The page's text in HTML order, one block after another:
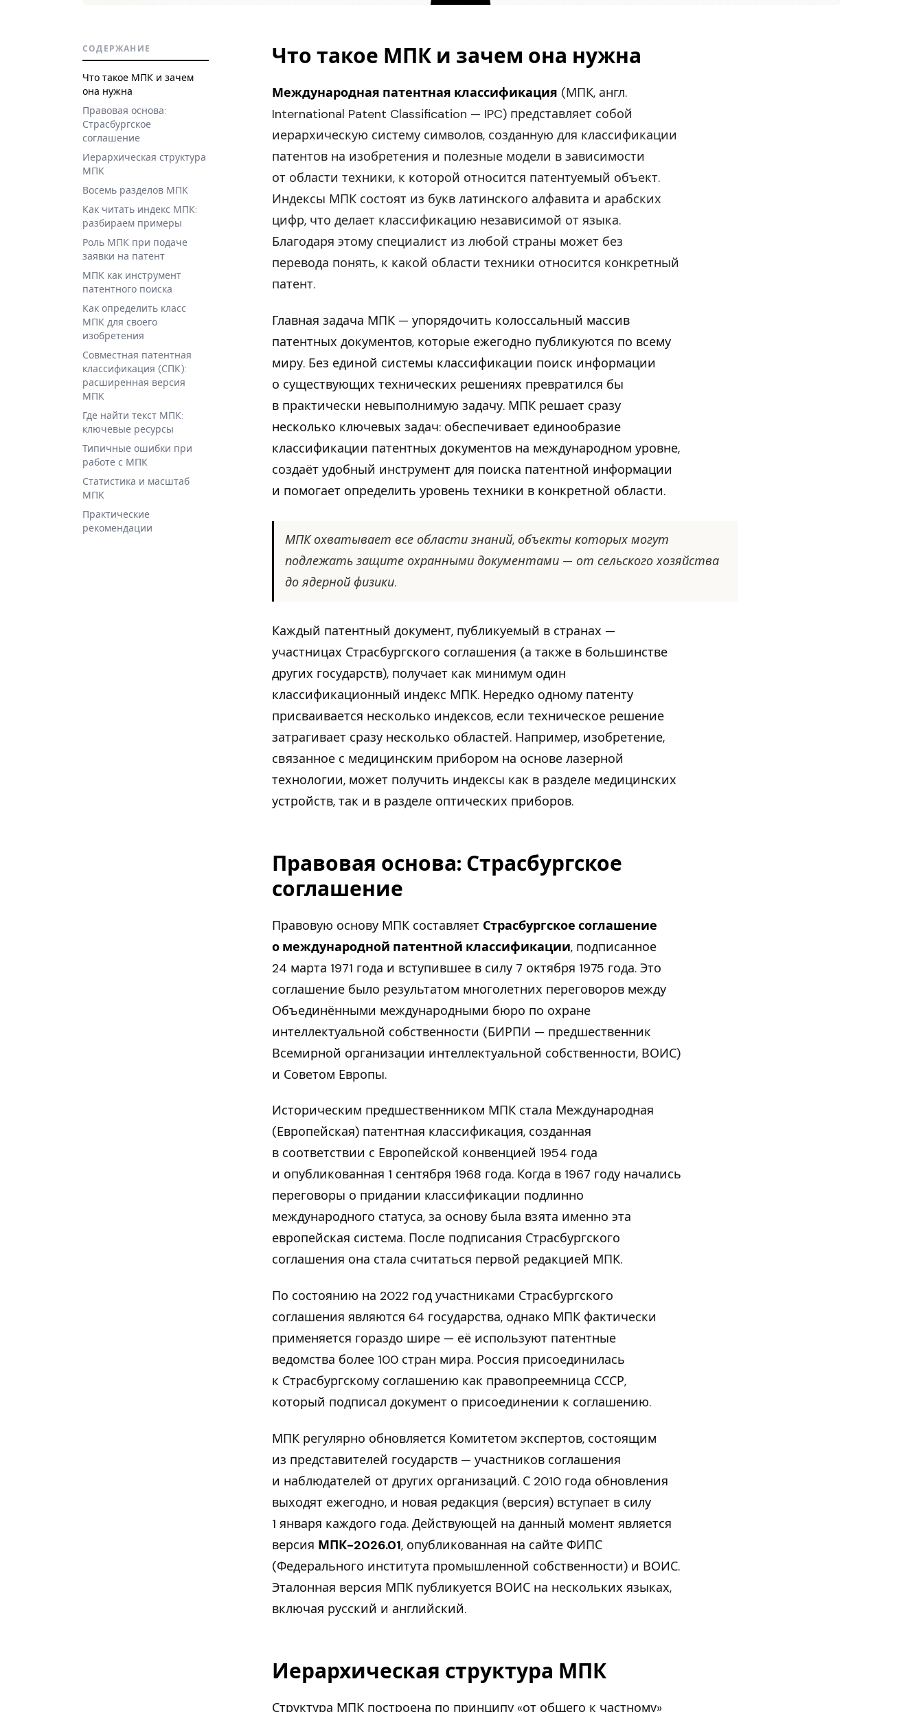
СОДЕРЖАНИЕ
Что такое МПК и зачем
она нужна
Правовая основа:
Страсбургское
соглашение
Иерархическая структура
МПК
Восемь разделов МПК
Как читать индекс МПК:
разбираем примеры
Роль МПК при подаче
заявки на патент
МПК как инструмент
патентного поиска
Как определить класс
МПК для своего
изобретения
Совместная патентная
классификация (СПК):
расширенная версия
МПК
Где найти текст МПК:
ключевые ресурсы
Типичные ошибки при
работе с МПК
Статистика и масштаб
МПК
Практические
рекомендации
Что такое МПК и зачем она нужна
Международная патентная классификация (МПК, англ.
International Patent Classification — IPC) представляет собой
иерархическую систему символов, созданную для классификации
патентов на изобретения и полезные модели в зависимости
от области техники, к которой относится патентуемый объект.
Индексы МПК состоят из букв латинского алфавита и арабских
цифр, что делает классификацию независимой от языка.
Благодаря этому специалист из любой страны может без
перевода понять, к какой области техники относится конкретный
патент.
Главная задача МПК — упорядочить колоссальный массив
патентных документов, которые ежегодно публикуются по всему
миру. Без единой системы классификации поиск информации
о существующих технических решениях превратился бы
в практически невыполнимую задачу. МПК решает сразу
несколько ключевых задач: обеспечивает единообразие
классификации патентных документов на международном уровне,
создаёт удобный инструмент для поиска патентной информации
и помогает определить уровень техники в конкретной области.
МПК охватывает все области знаний, объекты которых могут
подлежать защите охранными документами — от сельского хозяйства
до ядерной физики.
Каждый патентный документ, публикуемый в странах —
участницах Страсбургского соглашения (а также в большинстве
других государств), получает как минимум один
классификационный индекс МПК. Нередко одному патенту
присваивается несколько индексов, если техническое решение
затрагивает сразу несколько областей. Например, изобретение,
связанное с медицинским прибором на основе лазерной
технологии, может получить индексы как в разделе медицинских
устройств, так и в разделе оптических приборов.
Правовая основа: Страсбургское
соглашение
Правовую основу МПК составляет Страсбургское соглашение
о международной патентной классификации, подписанное
24 марта 1971 года и вступившее в силу 7 октября 1975 года. Это
соглашение было результатом многолетних переговоров между
Объединёнными международными бюро по охране
интеллектуальной собственности (БИРПИ — предшественник
Всемирной организации интеллектуальной собственности, ВОИС)
и Советом Европы.
Историческим предшественником МПК стала Международная
(Европейская) патентная классификация, созданная
в соответствии с Европейской конвенцией 1954 года
и опубликованная 1 сентября 1968 года. Когда в 1967 году начались
переговоры о придании классификации подлинно
международного статуса, за основу была взята именно эта
европейская система. После подписания Страсбургского
соглашения она стала считаться первой редакцией МПК.
По состоянию на 2022 год участниками Страсбургского
соглашения являются 64 государства, однако МПК фактически
применяется гораздо шире — её используют патентные
ведомства более 100 стран мира. Россия присоединилась
к Страсбургскому соглашению как правопреемница СССР,
который подписал документ о присоединении к соглашению.
МПК регулярно обновляется Комитетом экспертов, состоящим
из представителей государств — участников соглашения
и наблюдателей от других организаций. С 2010 года обновления
выходят ежегодно, и новая редакция (версия) вступает в силу
1 января каждого года. Действующей на данный момент является
версия МПК-2026.01, опубликованная на сайте ФИПС
(Федерального института промышленной собственности) и ВОИС.
Эталонная версия МПК публикуется ВОИС на нескольких языках,
включая русский и английский.
Иерархическая структура МПК
Структура МПК построена по принципу «от общего к частному»